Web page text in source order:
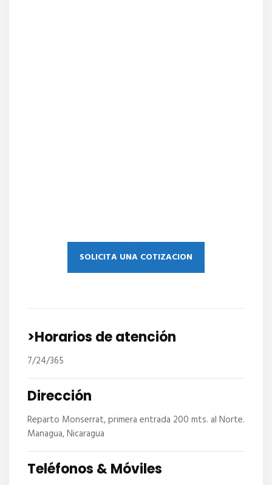
SOLICITA UNA COTIZACION
>Horarios de atención
7/24/365
Dirección
Reparto Monserrat, primera entrada 200 mts. al Norte.
Managua, Nicaragua
Teléfonos & Móviles